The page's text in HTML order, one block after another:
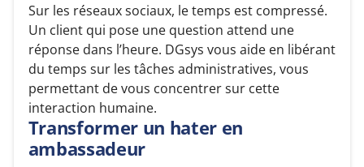
Sur les réseaux sociaux, le temps est compressé.
Un client qui pose une question attend une
réponse dans l’heure. DGsys vous aide en libérant
du temps sur les tâches administratives, vous
permettant de vous concentrer sur cette
interaction humaine.
Transformer un hater en
ambassadeur